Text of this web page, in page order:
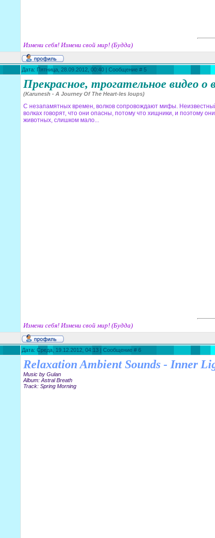
Измени себя! Измени свой мир! (Будда)
Дата: Пятница, 28.09.2012, 00:40 | Сообщение # 5
Прекрасное, трогательное видео о
(Karunesh - A Journey Of The Heart-les loups)
С незапамятных времен, волков сопровождают мифы.
волках говорят, что они опасны, потому что хищники, и поэтому
животных, слишком мало...
Измени себя! Измени свой мир! (Будда)
Дата: Среда, 19.12.2012, 04:13 | Сообщение # 6
Relaxation Ambient Sounds - Inner
Music by Gulan
Album: Astral Breath
Track: Spring Morning